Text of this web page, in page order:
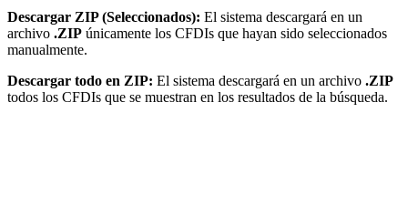
Descargar ZIP (Seleccionados): El sistema descargará en un
archivo .ZIP únicamente los CFDIs que hayan sido seleccionados
manualmente.
Descargar todo en ZIP: El sistema descargará en un archivo .ZIP
todos los CFDIs que se muestran en los resultados de la búsqueda.